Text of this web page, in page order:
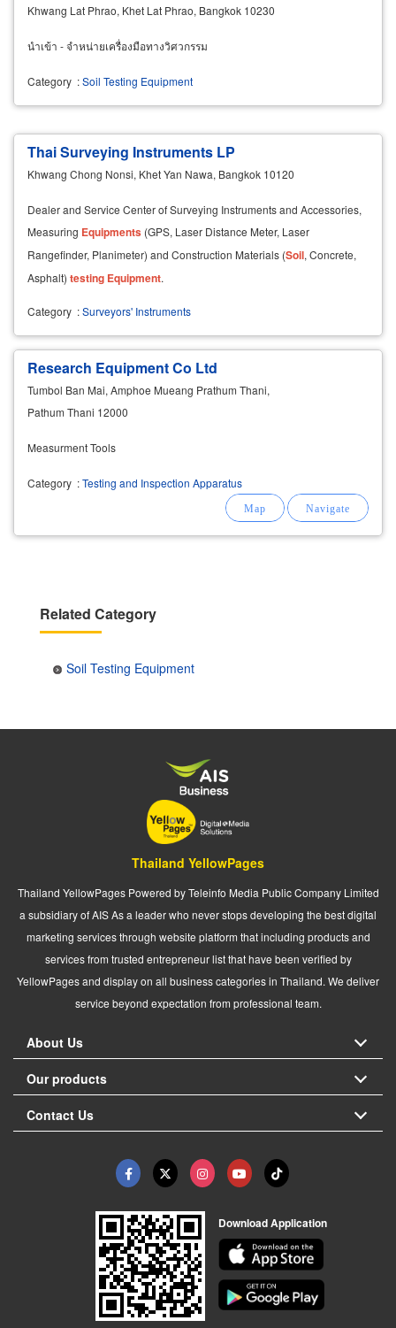
Khwang Lat Phrao, Khet Lat Phrao, Bangkok 10230
นำเข้า - จำหน่ายเครื่องมือทางวิศวกรรม
Category :Soil Testing Equipment
Thai Surveying Instruments LP
Khwang Chong Nonsi, Khet Yan Nawa, Bangkok 10120
Dealer and Service Center of Surveying Instruments and Accessories,
Measuring Equipments (GPS, Laser Distance Meter, Laser
Rangefinder, Planimeter) and Construction Materials (Soil, Concrete,
Asphalt) testing Equipment.
Category :Surveyors' Instruments
Research Equipment Co Ltd
Tumbol Ban Mai, Amphoe Mueang Prathum Thani,
Pathum Thani 12000
Measurment Tools
Category :Testing and Inspection Apparatus
Related Category
Soil Testing Equipment
Thailand YellowPages
Thailand YellowPages Powered by Teleinfo Media Public Company Limited
a subsidiary of AIS As a leader who never stops developing the best digital
marketing services through website platform that including products and
services from trusted entrepreneur list that have been verified by
YellowPages and display on all business categories in Thailand. We deliver
service beyond expectation from professional team.
About Us
Our products
Contact Us
Download Application